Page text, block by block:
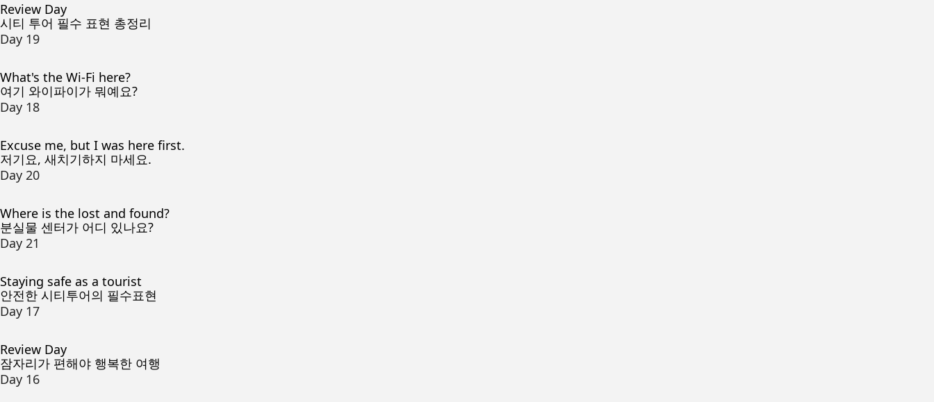
Review Day
시티 투어 필수 표현 총정리
Day 19
What's the Wi-Fi here?
여기 와이파이가 뭐예요?
Day 18
Excuse me, but I was here first.
저기요, 새치기하지 마세요.
Day 20
Where is the lost and found?
분실물 센터가 어디 있나요?
Day 21
Staying safe as a tourist
안전한 시티투어의 필수표현
Day 17
Review Day
잠자리가 편해야 행복한 여행
Day 16